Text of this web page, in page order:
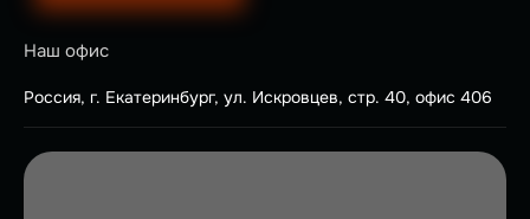
Наш офис
Россия, г. Екатеринбург, ул. Искровцев, стр. 40, офис 406